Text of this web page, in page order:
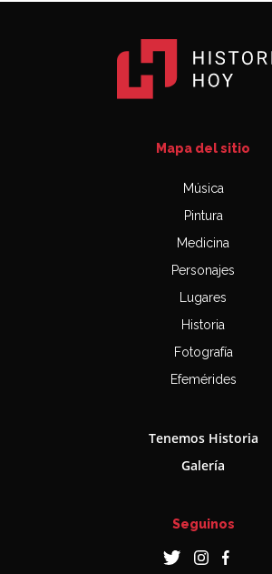
Mapa del sitio
Música
Pintura
Medicina
Personajes
Lugares
Historia
Fotografía
Efemérides
Tenemos Historia
Galería
Seguinos